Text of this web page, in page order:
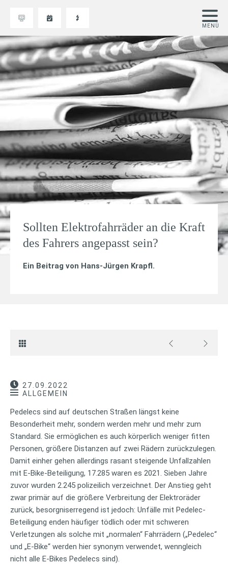
Sollten Elektrofahrräder an die Kraft
des Fahrers angepasst sein?
Ein Beitrag von Hans-Jürgen Krapfl.
27.09.2022
ALLGEMEIN
Pedelecs sind auf deutschen Straßen längst keine
Besonderheit mehr, sondern werden mehr und mehr zum
Standard. Sie ermöglichen es auch körperlich weniger fitten
Personen, größere Distanzen auf zwei Rädern zurückzulegen.
Damit einher gehen allerdings rasant steigende Unfallzahlen
mit E-Bike-Beteiligung, 17.285 waren es 2021. Sieben Jahre
zuvor wurden 2.245 polizeilich verzeichnet. Der Anstieg geht
zwar primär auf die größere Verbreitung der Elektroräder
zurück, besorgniserregend ist jedoch: Unfälle mit Pedelec-
Beteiligung enden häufiger tödlich oder mit schweren
Verletzungen als solche mit „normalen“ Fahrrädern („Pedelec“
und „E-Bike“ werden hier synonym verwendet, wenngleich
nicht alle E-Bikes Pedelecs sind).